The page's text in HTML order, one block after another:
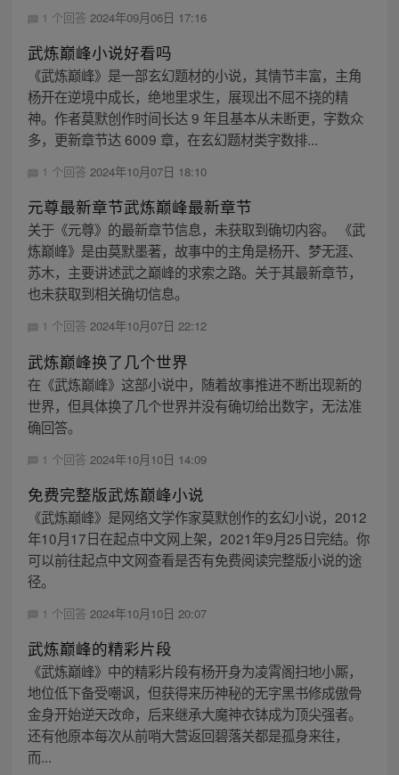
1 个回答 2024年09月06日 17:16
武炼巅峰小说好看吗
《武炼巅峰》是一部玄幻题材的小说，其情节丰富，主角
杨开在逆境中成长，绝地里求生，展现出不屈不挠的精
神。作者莫默创作时间长达 9 年且基本从未断更，字数众
多，更新章节达 6009 章，在玄幻题材类字数排...
1 个回答 2024年10月07日 18:10
元尊最新章节武炼巅峰最新章节
关于《元尊》的最新章节信息，未获取到确切内容。 《武
炼巅峰》是由莫默墨著，故事中的主角是杨开、梦无涯、
苏木，主要讲述武之巅峰的求索之路。关于其最新章节，
也未获取到相关确切信息。
1 个回答 2024年10月07日 22:12
武炼巅峰换了几个世界
在《武炼巅峰》这部小说中，随着故事推进不断出现新的
世界，但具体换了几个世界并没有确切给出数字，无法准
确回答。
1 个回答 2024年10月10日 14:09
免费完整版武炼巅峰小说
《武炼巅峰》是网络文学作家莫默创作的玄幻小说，2012
年10月17日在起点中文网上架，2021年9月25日完结。你
可以前往起点中文网查看是否有免费阅读完整版小说的途
径。
1 个回答 2024年10月10日 20:07
武炼巅峰的精彩片段
《武炼巅峰》中的精彩片段有杨开身为凌霄阁扫地小厮，
地位低下备受嘲讽，但获得来历神秘的无字黑书修成傲骨
金身开始逆天改命，后来继承大魔神衣钵成为顶尖强者。
还有他原本每次从前哨大营返回碧落关都是孤身来往，
而...